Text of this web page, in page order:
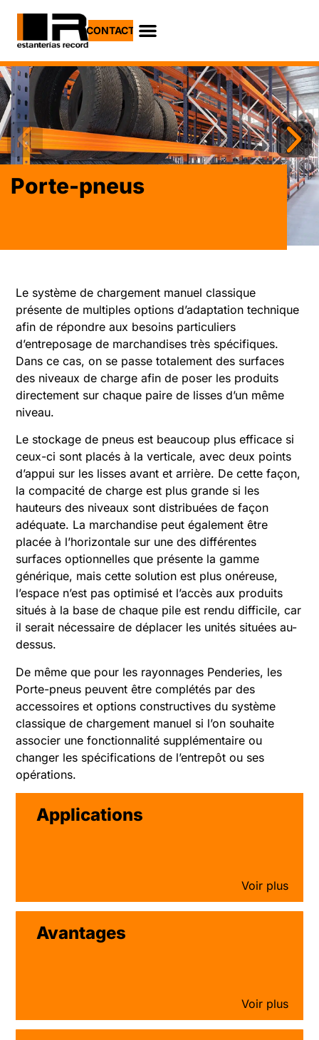
CONTACT
Porte-pneus
Le système de chargement manuel classique
présente de multiples options d’adaptation technique
afin de répondre aux besoins particuliers
d’entreposage de marchandises très spécifiques.
Dans ce cas, on se passe totalement des surfaces
des niveaux de charge afin de poser les produits
directement sur chaque paire de lisses d’un même
niveau.
Le stockage de pneus est beaucoup plus efficace si
ceux-ci sont placés à la verticale, avec deux points
d’appui sur les lisses avant et arrière. De cette façon,
la compacité de charge est plus grande si les
hauteurs des niveaux sont distribuées de façon
adéquate. La marchandise peut également être
placée à l’horizontale sur une des différentes
surfaces optionnelles que présente la gamme
générique, mais cette solution est plus onéreuse,
l’espace n’est pas optimisé et l’accès aux produits
situés à la base de chaque pile est rendu difficile, car
il serait nécessaire de déplacer les unités situées au-
dessus.
De même que pour les rayonnages Penderies, les
Porte-pneus peuvent être complétés par des
accessoires et options constructives du système
classique de chargement manuel si l’on souhaite
associer une fonctionnalité supplémentaire ou
changer les spécifications de l’entrepôt ou ses
opérations.
Applications
Avantages
Lorem fistrum por